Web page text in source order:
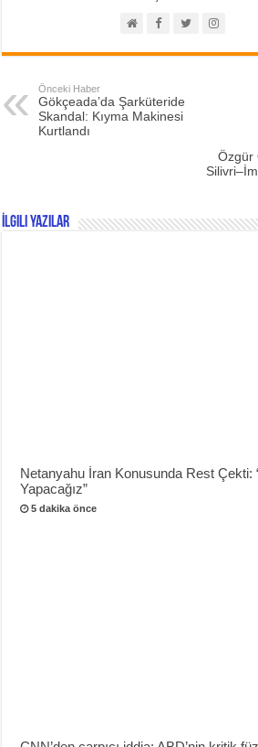
Önceki Haber
Gökçeada’da Şarküteride
Skandal: Kıyma Makinesi
Kurtlandı
Özgür
İlgili Yazılar
Netanyahu İran Konusunda Rest Çekti:
Yapacağız”
5 dakika önce